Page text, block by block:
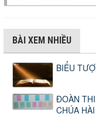
BÀI XEM NHIỀU
BIỂU
ĐOÀN
CHÚA